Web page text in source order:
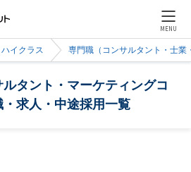
MENU
イクラス 専門職（コンサルタント・士業
タント・マーケティングコ
求人・中途採用一覧